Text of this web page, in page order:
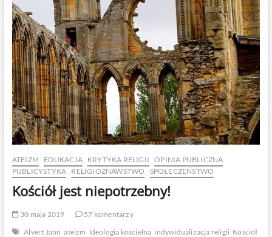
ATEIZM EDUKACJA KRYTYKA RELIGII
OPINIA PUBLICZNA
PUBLICYSTYKA RELIGIOZNAWSTWO SPOŁECZEŃSTWO
Kościół jest niepotrzebny!
30 maja 2019
57 komentarzy
Alvert Jann ateizm ideologia kościelna indywidualizacja religii Kościół